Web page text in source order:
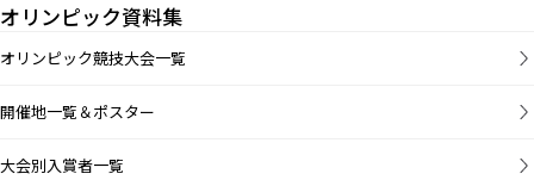
オリンピック資料集
オリンピック競技大会一覧
開催地一覧＆ポスター
大会別入賞者一覧